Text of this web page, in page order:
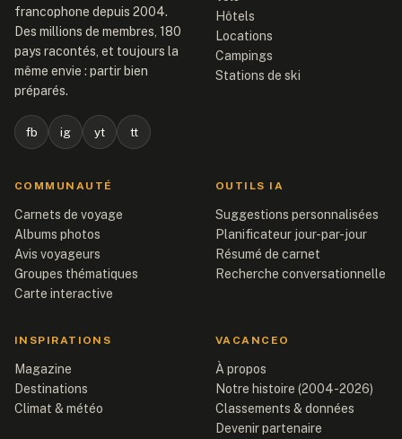
francophone depuis 2004.
Des millions de membres, 180
pays racontés, et toujours la
même envie : partir bien
préparés.
fb ig yt tt
Hôtels
Locations
Campings
Stations de ski
COMMUNAUTÉ
Carnets de voyage
Albums photos
Avis voyageurs
Groupes thématiques
Carte interactive
OUTILS IA
Suggestions personnalisées
Planificateur jour-par-jour
Résumé de carnet
Recherche conversationnelle
INSPIRATIONS
Magazine
Destinations
Climat & météo
VACANCEO
À propos
Notre histoire (2004-2026)
Classements & données
Devenir partenaire